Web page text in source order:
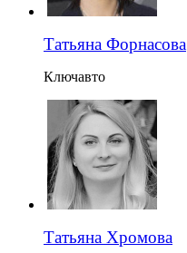
Татьяна Форнасова
Ключавто
Татьяна Хромова